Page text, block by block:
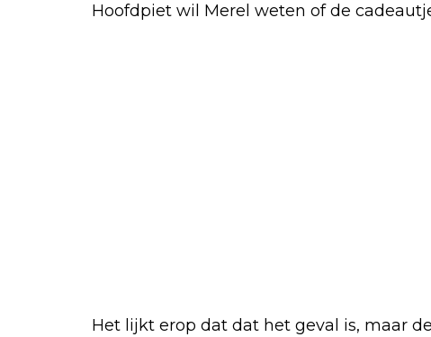
Hoofdpiet wil Merel weten of de
Het lijkt erop dat dat het geval is, maar